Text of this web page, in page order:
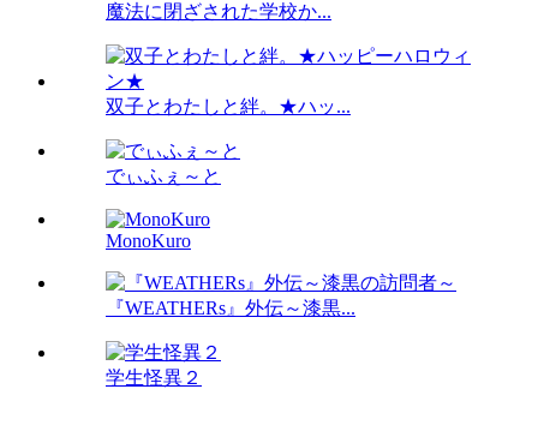
魔法に閉ざされた学校か...
双子とわたしと絆。★ハッ...
でぃふぇ～と
MonoKuro
『WEATHERs』外伝～漆黒...
学生怪異２